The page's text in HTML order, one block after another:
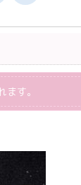
す。